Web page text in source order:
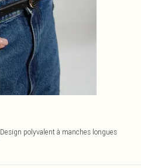
Design polyvalent à manches longues